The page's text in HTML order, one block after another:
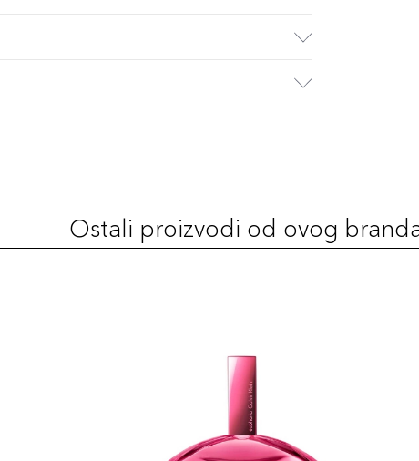
Ostali proizvodi od ovog